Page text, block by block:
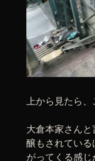
上から見たら、
大倉本家さん
醸もされてい
がってくる感じ